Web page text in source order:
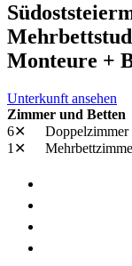
Monteure +
Unterkunft ansehen
Zimmer und Betten
6✕
Doppelzimmer
1✕